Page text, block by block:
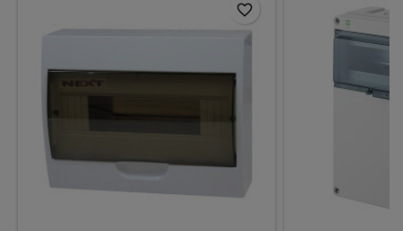
favorite_border